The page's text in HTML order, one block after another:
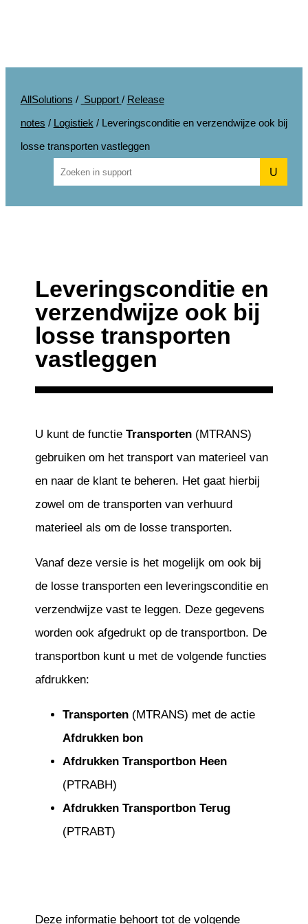
AllSolutions / Support / Release
notes / Logistiek / Leveringsconditie en verzendwijze ook bij
losse transporten vastleggen
U
Leveringsconditie en
verzendwijze ook bij
losse transporten
vastleggen
U kunt de functieTransporten (MTRANS)
gebruiken om het transport van materieel van
en naar de klant te beheren. Het gaat hierbij
zowel om de transporten van verhuurd
materieel als om de losse transporten.
Vanaf deze versie is het mogelijk om ook bij
de losse transporten een leveringsconditie en
verzendwijze vast te leggen. Deze gegevens
worden ook afgedrukt op de transportbon. De
transportbon kunt u met de volgende functies
afdrukken:
Transporten (MTRANS) met de actie
Afdrukken bon
Afdrukken Transportbon Heen
(PTRABH)
Afdrukken Transportbon Terug
(PTRABT)
Deze informatie behoort tot de volgende